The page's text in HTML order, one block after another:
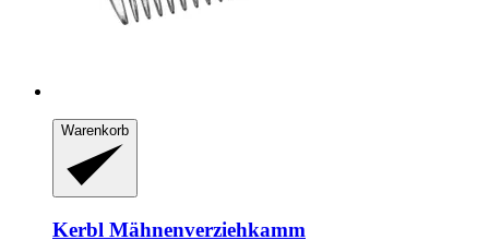
Warenkorb
Kerbl Mähnenverziehkamm